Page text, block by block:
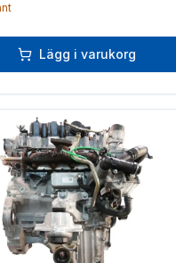
Lägg i varukorg